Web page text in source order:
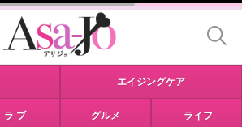
エイジングケア
ラ ブ グルメ ライフ